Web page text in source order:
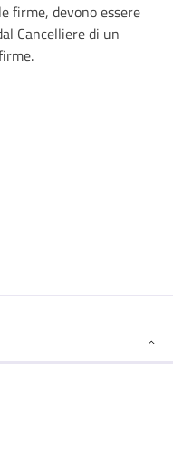
firme, devono essere
Cancelliere di un